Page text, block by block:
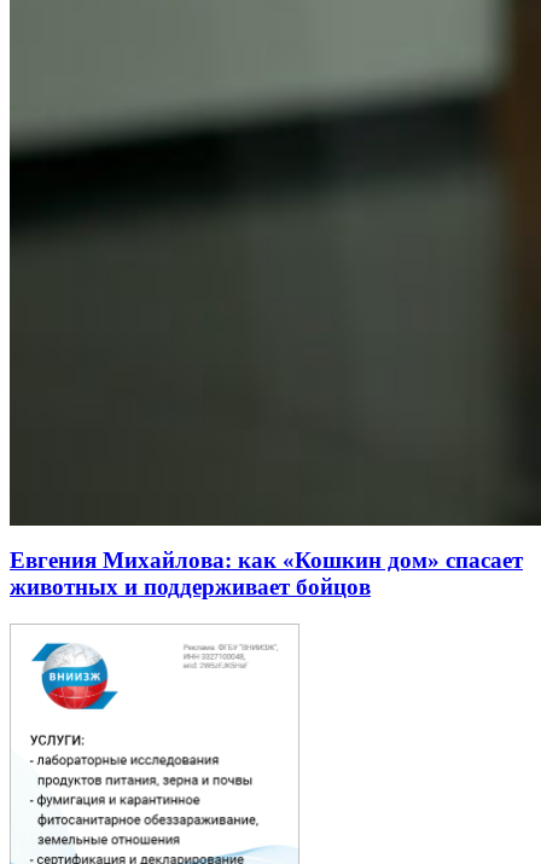
Евгения Михайлова: как «Кошкин дом» спасает
животных и поддерживает бойцов